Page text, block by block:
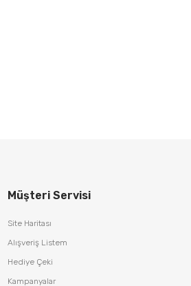
Müşteri Servisi
Site Haritası
Alışveriş Listem
Hediye Çeki
Kampanyalar